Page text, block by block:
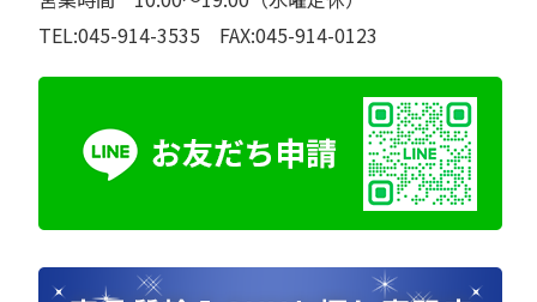
TEL:045-914-3535 FAX:045-914-0123